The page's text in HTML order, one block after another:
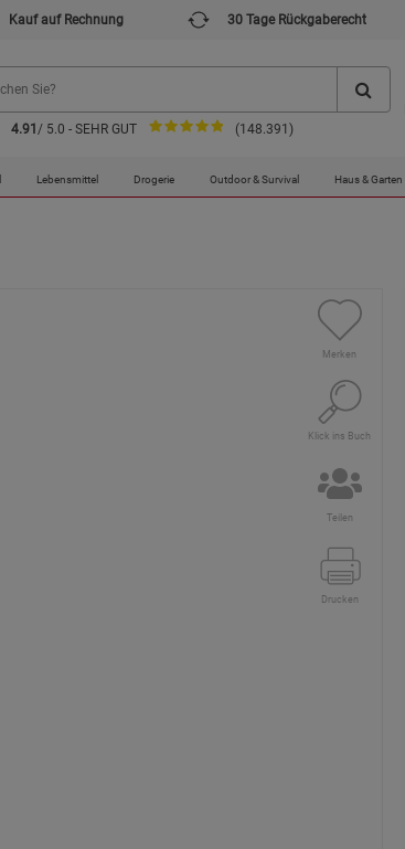
Kauf auf Rechnung 30 Tage Rückgaberecht
4.91 / 5.0 - SEHR GUT (148.391)
Lebensmittel Drogerie Outdoor & Survival Haus & Garten
Merken
Klick ins Buch
Teilen
Drucken